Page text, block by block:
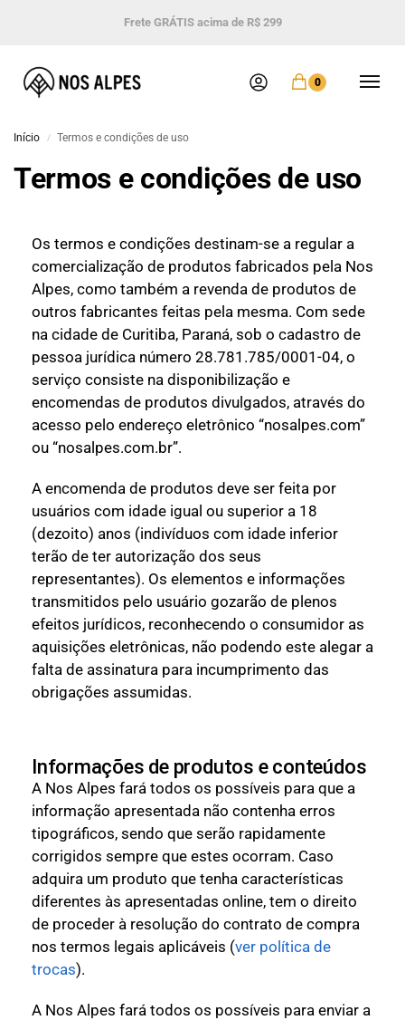
Frete GRÁTIS acima de R$ 299
0
Início / Termos e condições de uso
Termos e condições de uso
Os termos e condições destinam-se a regular a
comercialização de produtos fabricados pela Nos
Alpes, como também a revenda de produtos de
outros fabricantes feitas pela mesma. Com sede
na cidade de Curitiba, Paraná, sob o cadastro de
pessoa jurídica número 28.781.785/0001-04, o
serviço consiste na disponibilização e
encomendas de produtos divulgados, através do
acesso pelo endereço eletrônico “nosalpes.com”
ou “nosalpes.com.br”.
A encomenda de produtos deve ser feita por
usuários com idade igual ou superior a 18
(dezoito) anos (indivíduos com idade inferior
terão de ter autorização dos seus
representantes). Os elementos e informações
transmitidos pelo usuário gozarão de plenos
efeitos jurídicos, reconhecendo o consumidor as
aquisições eletrônicas, não podendo este alegar a
falta de assinatura para incumprimento das
obrigações assumidas.
Informações de produtos e conteúdos
A Nos Alpes fará todos os possíveis para que a
informação apresentada não contenha erros
tipográficos, sendo que serão rapidamente
corrigidos sempre que estes ocorram. Caso
adquira um produto que tenha características
diferentes às apresentadas online, tem o direito
de proceder à resolução do contrato de compra
nos termos legais aplicáveis (ver política de
trocas).
A Nos Alpes fará todos os possíveis para enviar a